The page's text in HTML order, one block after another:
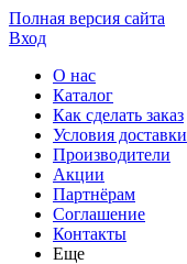
Полная версия сайта
Вход
О нас
Каталог
Как сделать заказ
Условия доставки
Производители
Акции
Партнёрам
Соглашение
Контакты
Еще